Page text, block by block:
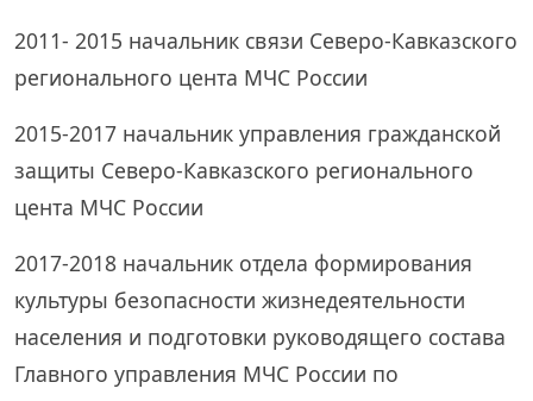
2011- 2015 начальник связи Северо-Кавказского
регионального цента МЧС России
2015-2017 начальник управления гражданской
защиты Северо-Кавказского регионального
цента МЧС России
2017-2018 начальник отдела формирования
культуры безопасности жизнедеятельности
населения и подготовки руководящего состава
Главного управления МЧС России по